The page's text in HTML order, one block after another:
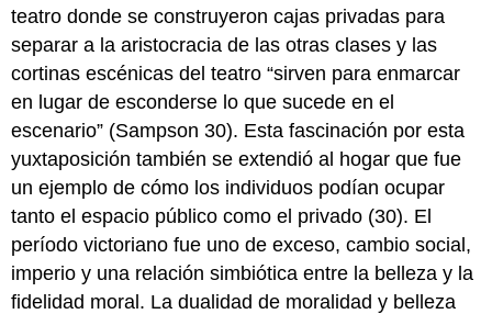
teatro donde se construyeron cajas privadas para
separar a la aristocracia de las otras clases y las
cortinas escénicas del teatro “sirven para enmarcar
en lugar de esconderse lo que sucede en el
escenario” (Sampson 30). Esta fascinación por esta
yuxtaposición también se extendió al hogar que fue
un ejemplo de cómo los individuos podían ocupar
tanto el espacio público como el privado (30). El
período victoriano fue uno de exceso, cambio social,
imperio y una relación simbiótica entre la belleza y la
fidelidad moral. La dualidad de moralidad y belleza